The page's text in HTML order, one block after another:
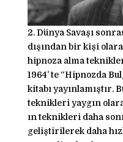
2. Dünya Savaşı
dışından bir kişi
hipnoza alma
1964’ te “Hipnozda
kitabı yayınlamıştır.
teknikleri yaygın
ın teknikleri daha
geliştirilerek daha